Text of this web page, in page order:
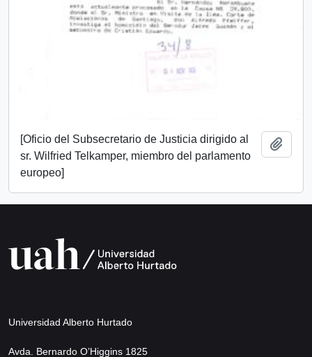
[Oficio del Subsecretario de Justicia dirigido al
sr. Wilfried Telkamper, miembro del parlamento
europeo]
Universidad Alberto Hurtado
Avda. Bernardo O’Higgins 1825